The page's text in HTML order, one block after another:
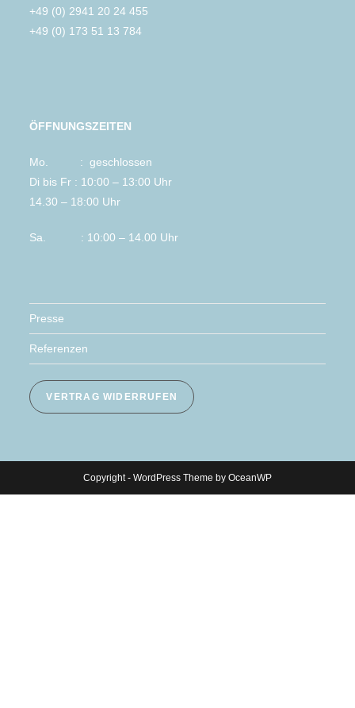
+49 (0) 2941 20 24 455
+49 (0) 173 51 13 784
ÖFFNUNGSZEITEN
Mo. : geschlossen
Di bis Fr : 10:00 – 13:00 Uhr
14.30 – 18:00 Uhr
Sa. : 10:00 – 14.00 Uhr
Presse
Referenzen
VERTRAG WIDERRUFEN
Copyright - WordPress Theme by OceanWP